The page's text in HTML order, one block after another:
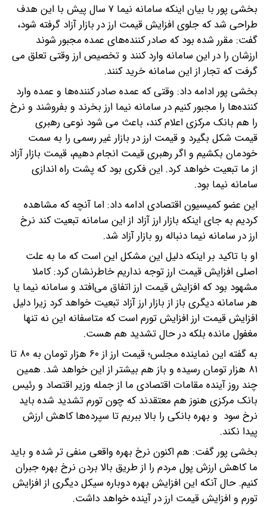
بخشی پور با بیان اینکه سامانه نیما ۷ سال پیش با این هدف
طراحی شد که جلوی افزایش قیمت ارز در بازار آزاد گرفته شود،
گفت: مقرر شده بود که صادر کننده‌های عمده مجبور شوند
ارزشان را در این سامانه وارد کنند و تخصیص ارز وقتی تعلق می
گرفت که تجار از این سامانه خرید کنند.
بخشی پور ادامه داد: وقتی که عمده صادر کننده‌ها و عمده وارد
کننده‌ها را مجبور کنیم در سامانه نیما ارز بخرند و بفروشند و نرخ
را هم بانک مرکزی اعلام کند، باعث می شود نوعی رهبری
قیمت شکل بگیرد و قیمت ارز در بازار غیر رسمی را به سمت
خودمان بکشیم و اگر رهبری قیمت انجام دهیم، قیمت بازار آزاد
از ما تبعیت خواهد کرد. این فکری بود که پشت راه اندازی
سامانه نیما بود.
این عضو کمیسیون اقتصادی ادامه داد: اما آنچه که مشاهده
کردیم به جای اینکه بازار ارز آزاد از این سامانه تبعیت کند نرخ
ارز در سامانه نیما دنباله رو بازار آزاد شد.
او با تاکید بر اینکه دلیل این مشکل این است که ما به علت
اصلی افزایش قیمت ارز توجه نداریم خاطرنشان کرد: کاملا
مشهود بود که افزایش قیمت ارز اتفاق می‌افتد و سامانه نیما یا
هر سامانه دیگری باز از بازار ارز آزاد تبعیت خواهد کرد زیرا دلیل
افزایش قیمت ارز افزایش تورم است که متاسفانه این نه تنها
مغفول مانده بلکه در حال تشدید هم هست.
به گفته این نماینده مجلس؛ قیمت ارز از ۶۰ هزار تومان به ۸۰ تا
۸۱ هزار تومان رسیده و باز هم بیشتر از این خواهد شد. همین
چند روز آینده مقامات اقتصادی ما از جمله وزیر اقتصاد و رئیس
بانک مرکزی هنوز هم معتقدند که چون تورم تشدید شده باید
نرخ سود و بهره بانکی را بالا ببریم تا سپرده‌ها کاهش ارزش
پیدا نکند.
بخشی پور گفت: هم اکنون نرخ بهره واقعی منفی تر شده و باید
ما کاهش ارزش پول مردم را از طریق بالا بردن نرخ بهره جبران
کنیم. حال آنکه این افزایش بهره دوباره سیکل دیگری از افزایش
تورم و افزایش قیمت ارز در آینده خواهد داشت.